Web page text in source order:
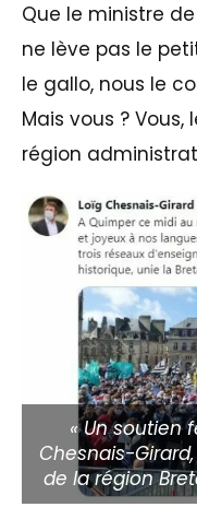
Que le ministre
ne lève pas le
le gallo, nous le
Mais vous ?
région
« Un soutien
Chesnais-
de la région